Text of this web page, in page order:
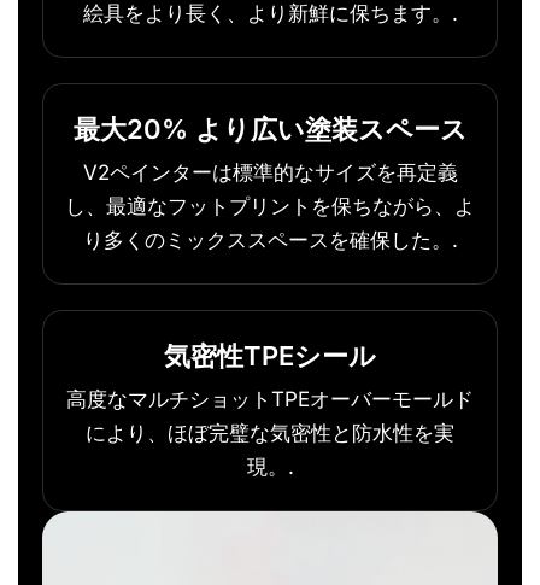
絵具をより長く、より新鮮に保ちます。.
最大20% より広い塗装スペース
V2ペインターは標準的なサイズを再定義
し、最適なフットプリントを保ちながら、よ
り多くのミックススペースを確保した。.
気密性TPEシール
高度なマルチショットTPEオーバーモールド
により、ほぼ完璧な気密性と防水性を実
現。.